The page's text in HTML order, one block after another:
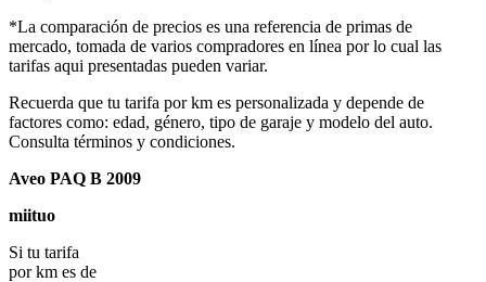
*La comparación de precios es una referencia de primas de
mercado, tomada de varios compradores en línea por lo cual las
tarifas aqui presentadas pueden variar.
Recuerda que tu tarifa por km es personalizada y depende de
factores como: edad, género, tipo de garaje y modelo del auto.
Consulta términos y condiciones.
Aveo PAQ B 2009
miituo
Si tu tarifa
por km es de